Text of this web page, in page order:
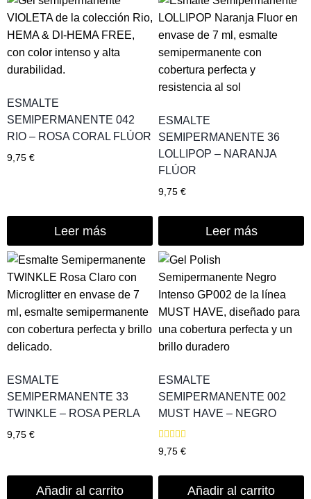
ESMALTE
SEMIPERMANENTE 042
RIO – ROSA CORAL FLÚOR
9,75 €
Leer más
ESMALTE
SEMIPERMANENTE 36
LOLLIPOP – NARANJA
FLÚOR
9,75 €
Leer más
ESMALTE
SEMIPERMANENTE 33
TWINKLE – ROSA PERLA
9,75 €
Añadir al carrito
ESMALTE
SEMIPERMANENTE 002
MUST HAVE – NEGRO
Valorado
con
de 5
9,75 €
Añadir al carrito